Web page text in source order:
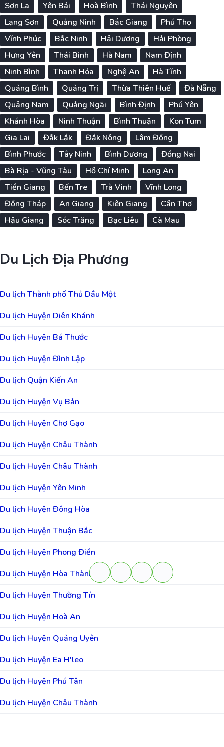
Sơn La
Yên Bái Hoà Bình
Thái Nguyên
Lạng Sơn
Quảng Ninh Bắc Giang
Phú Thọ
Vĩnh Phúc
Bắc Ninh Hải Dương
Hải Phòng
Hưng Yên
Thái Bình Hà Nam
Nam Định
Ninh Bình
Thanh Hóa Nghệ An
Hà Tĩnh
Quảng Bình
Quảng Trị Thừa Thiên Huế
Đà Nẵng
Quảng Nam
Quảng Ngãi Bình Định
Phú Yên
Khánh Hòa
Ninh Thuận Bình Thuận
Kon Tum
Gia Lai
Đắk Lắk Đắk Nông
Lâm Đồng
Bình Phước
Tây Ninh Bình Dương
Đồng Nai
Bà Rịa - Vũng Tàu
Hồ Chí Minh
Long An
Tiền Giang
Bến Tre Trà Vinh
Vĩnh Long
Đồng Tháp
An Giang Kiên Giang
Cần Thơ
Hậu Giang
Sóc Trăng Bạc Liêu Cà Mau
Du Lịch Địa Phương
Du lịch Thành phố Thủ Dầu Một
Du lịch Huyện Diên Khánh
Du lịch Huyện Bá Thước
Du lịch Huyện Đình Lập
Du lịch Quận Kiến An
Du lịch Huyện Vụ Bản
Du lịch Huyện Chợ Gạo
Du lịch Huyện Châu Thành
Du lịch Huyện Châu Thành
Du lịch Huyện Yên Minh
Du lịch Huyện Đông Hòa
Du lịch Huyện Thuận Bắc
Du lịch Huyện Phong Điền
Du lịch Huyện Hòa Thành
Du lịch Huyện Thường Tín
Du lịch Huyện Hoà An
Du lịch Huyện Quảng Uyên
Du lịch Huyện Ea H'leo
Du lịch Huyện Phú Tân
Du lịch Huyện Châu Thành